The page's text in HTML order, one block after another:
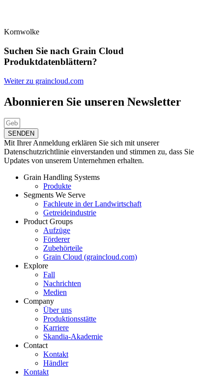
Kornwolke
Suchen Sie nach Grain Cloud
Produktdatenblättern?
Weiter zu graincloud.com
Abonnieren Sie unseren Newsletter
SENDEN
Mit Ihrer Anmeldung erklären Sie sich mit unserer
Datenschutzrichtlinie einverstanden und stimmen zu, dass Sie
Updates von unserem Unternehmen erhalten.
Grain Handling Systems
Produkte
Segments We Serve
Fachleute in der Landwirtschaft
Getreideindustrie
Product Groups
Aufzüge
Förderer
Zubehörteile
Grain Cloud (graincloud.com)
Explore
Fall
Nachrichten
Medien
Company
Über uns
Produktionsstätte
Karriere
Skandia-Akademie
Contact
Kontakt
Händler
Kontakt